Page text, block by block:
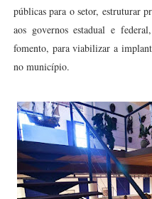
públicas para o setor, estruturar
aos governos estadual e
fomento, para viabilizar a
no município.